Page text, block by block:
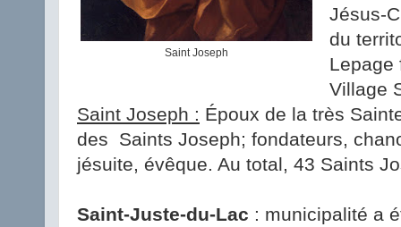
Saint Joseph
Jésus-
du
Lepage
Village
Saint Joseph : Époux de la très
des Saints Joseph; fondateurs,
jésuite, évêque. Au total, 43 Saints
Saint-Juste-du-Lac : municipalité a